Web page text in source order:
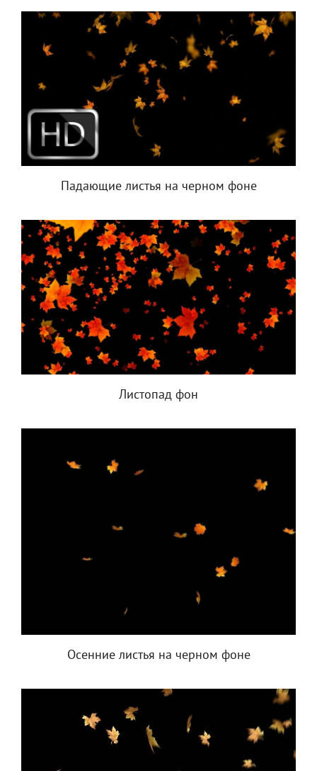
Падающие листья на черном фоне
Листопад фон
Осенние листья на черном фоне